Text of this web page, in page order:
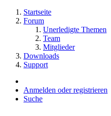
Startseite
Forum
Unerledigte Themen
Team
Mitglieder
Downloads
Support
Anmelden oder registrieren
Suche